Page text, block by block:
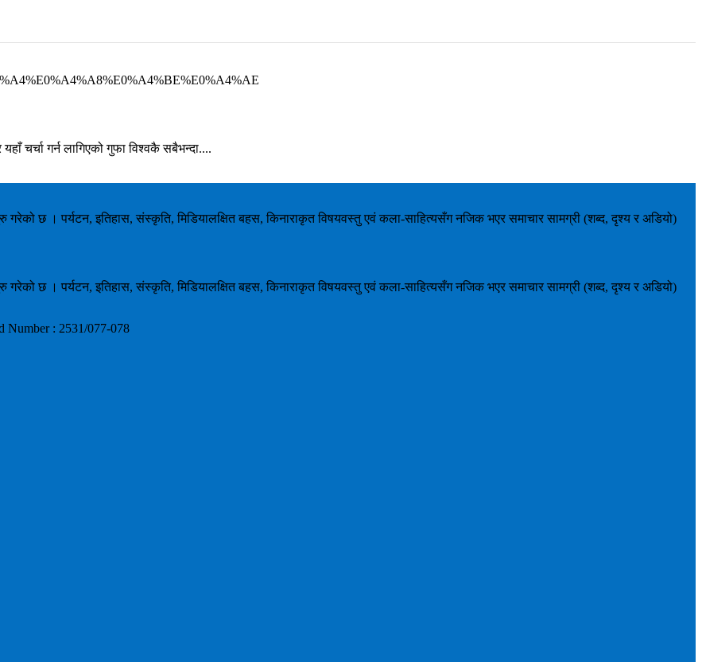
चर्चा गर्न लागिएको गुफा विश्वकै सबैभन्दा....
छ । पर्यटन, इतिहास, संस्कृति, मिडियालक्षित बहस, किनाराकृत विषयवस्तु एवं कला-साहित्यसँग नजिक भएर समाचार सामग्री (शब्द, दृश्य र अडियो)
छ । पर्यटन, इतिहास, संस्कृति, मिडियालक्षित बहस, किनाराकृत विषयवस्तु एवं कला-साहित्यसँग नजिक भएर समाचार सामग्री (शब्द, दृश्य र अडियो)
: 2531/077-078